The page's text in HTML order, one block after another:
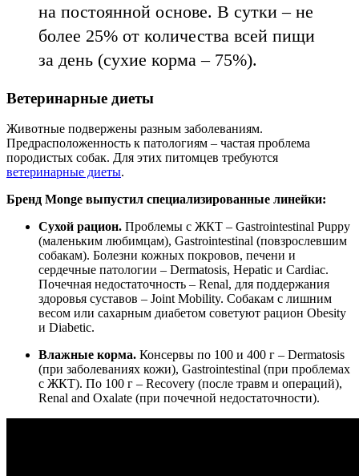
на постоянной основе. В сутки – не
более 25% от количества всей пищи
за день (сухие корма – 75%).
Ветеринарные диеты
Животные подвержены разным заболеваниям.
Предрасположенность к патологиям – частая проблема
породистых собак. Для этих питомцев требуются
ветеринарные диеты.
Бренд Monge выпустил специализированные линейки:
Сухой рацион. Проблемы с ЖКТ – Gastrointestinal Puppy
(маленьким любимцам), Gastrointestinal (повзрослевшим
собакам). Болезни кожных покровов, печени и
сердечные патологии – Dermatosis, Hepatic и Cardiac.
Почечная недостаточность – Renal, для поддержания
здоровья суставов – Joint Mobility. Собакам с лишним
весом или сахарным диабетом советуют рацион Obesity
и Diabetic.
Влажные корма. Консервы по 100 и 400 г – Dermatosis
(при заболеваниях кожи), Gastrointestinal (при проблемах
с ЖКТ). По 100 г – Recovery (после травм и операций),
Renal and Oxalate (при почечной недостаточности).